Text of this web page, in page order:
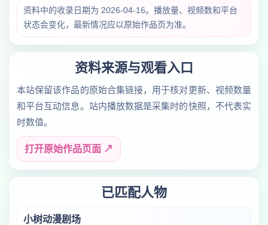
资料中的收录日期为 2026-04-16。播放量、视频数和平台
状态会变化，最新情况应以原始作品页为准。
资料来源与观看入口
本站保留该作品的原始合集链接，用于核对更新、视频数量
和平台互动信息。站内播放数据是采集时的快照，不代表实
时数值。
打开原始作品页面 ↗
已匹配人物
小树动漫剧场